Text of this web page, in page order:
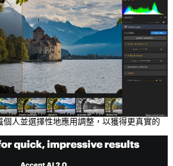
人並選擇性地應用調整，以獲得更真實的